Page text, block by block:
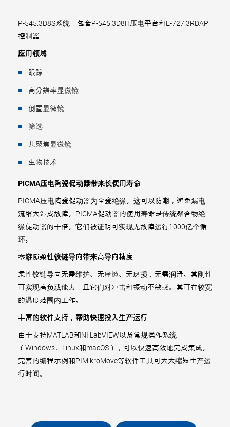
P-545.3D8S系统，包含P-545.3D8H压电平台和E-727.3RDAP
控制器
应用领域
跟踪
高分辨率显微镜
倒置显微镜
筛选
共聚焦显微镜
生物技术
PICMA压电陶瓷促动器带来长使用寿命
PICMA压电陶瓷促动器为全瓷绝缘。这可以防潮，避免漏电
流增大造成故障。PICMA促动器的使用寿命是传统聚合物绝
缘促动器的十倍。它们被证明可实现无故障运行1000亿个循
环。
零游隙柔性铰链导向带来高导向精度
柔性铰链导向无需维护、无摩擦、无磨损，无需润滑。其刚性
可实现高负载能力，且它们对冲击和振动不敏感。其可在较宽
的温度范围内工作。
丰富的软件支持，帮助快速投入生产运行
由于支持MATLAB和NI LabVIEW以及常规操作系统
（Windows、Linux和macOS），可以快速高效地完成集成。
完善的编程示例和PIMikroMove等软件工具可大大缩短生产运
行时间。